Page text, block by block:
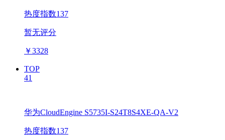
热度指数137
暂无评分
￥3328
TOP
41
华为CloudEngine S5735I-S24T8S4XE-QA-V2
热度指数137